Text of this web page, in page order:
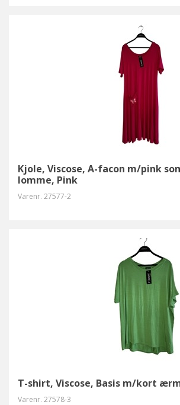
Kjole, Viscose, A-facon m/pink
lomme, Pink
Varenr. 27577-2
T-shirt, Viscose, Basis m/kort
Varenr. 27578-3